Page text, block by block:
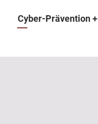
Cyber-Prävention+